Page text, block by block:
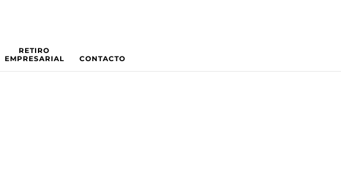
RETIRO
EMPRESARIAL
CONTACTO